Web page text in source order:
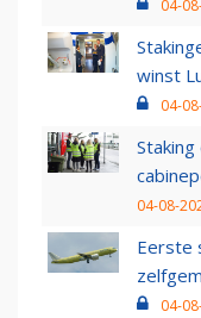
04-
winst
04-
04-08-
Eerste
04-